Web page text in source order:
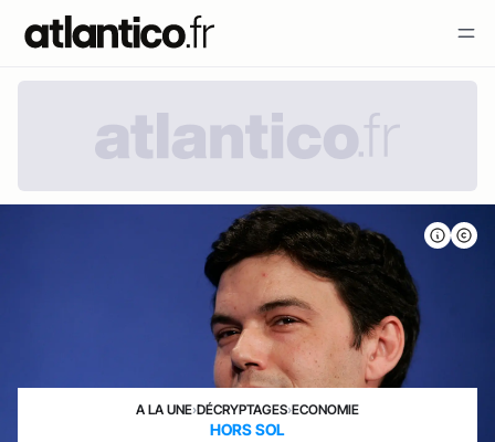
A LA UNE›DÉCRYPTAGES›ECONOMIE
HORS SOL